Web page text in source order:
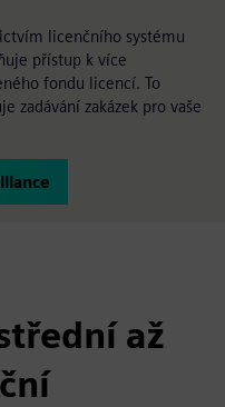
licenčního systému
přístup k více
fondu licencí. To
zadávání zakázek pro vaše
až